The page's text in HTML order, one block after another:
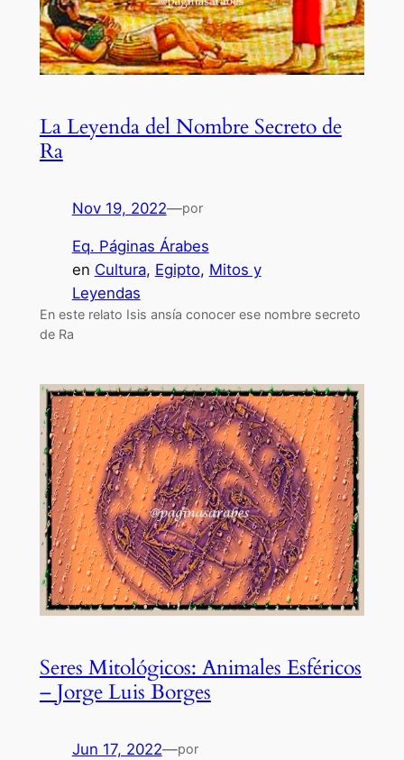
La Leyenda del Nombre Secreto de
Ra
Nov 19, 2022—por
Eq. Páginas Árabes
en Cultura, Egipto, Mitos y
Leyendas
En este relato Isis ansía conocer ese nombre secreto
de Ra
Seres Mitológicos: Animales Esféricos
– Jorge Luis Borges
Jun 17, 2022—por